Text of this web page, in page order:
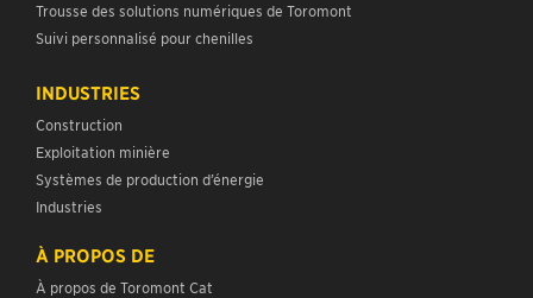
Trousse des solutions numériques de Toromont
Suivi personnalisé pour chenilles
INDUSTRIES
Construction
Exploitation minière
Systèmes de production d’énergie
Industries
À PROPOS DE
À propos de Toromont Cat